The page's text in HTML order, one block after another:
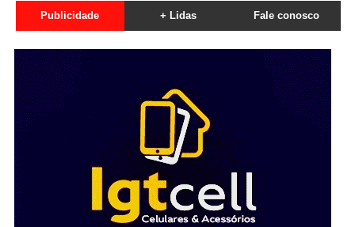
Publicidade + Lidas Fale conosco